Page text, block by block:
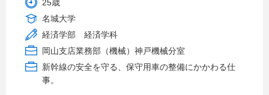
25歳
名城大学
経済学部 経済学科
岡山支店業務部（機械）神戸機械分室
新幹線の安全を守る、保守用車の整備にかかわる仕
事。